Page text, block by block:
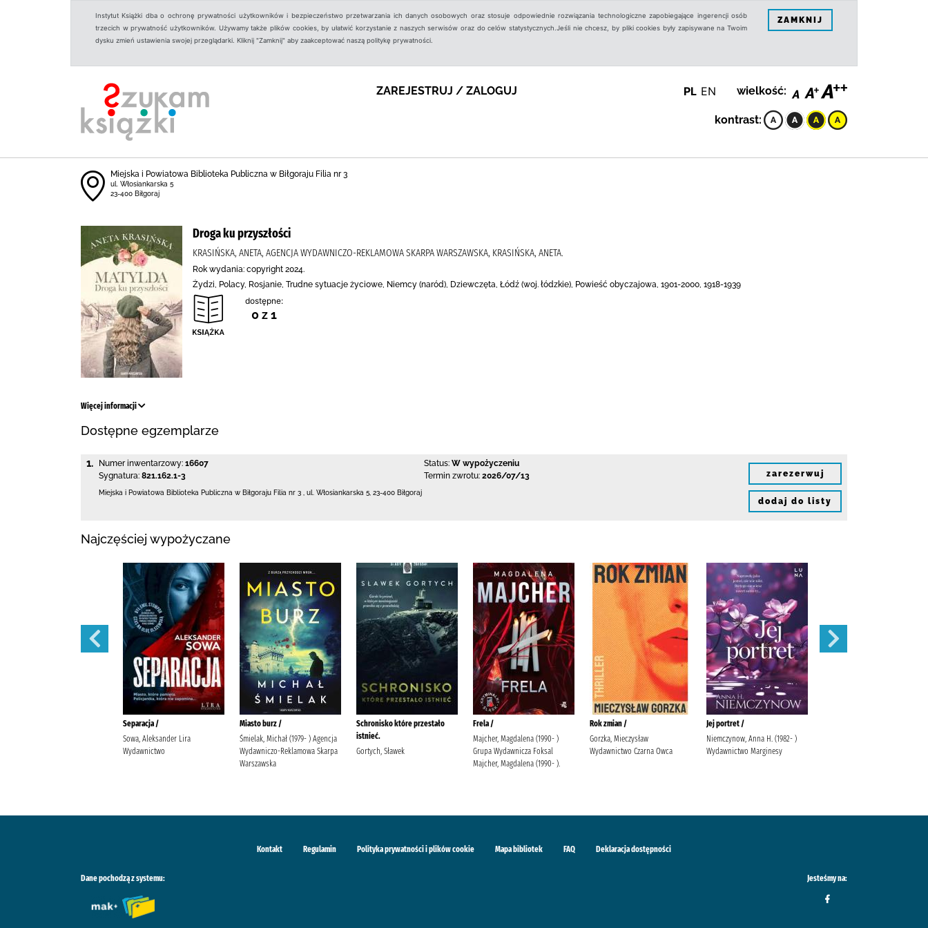
Instytut Książki dba o ochronę prywatności użytkowników i bezpieczeństwo przetwarzania ich danych osobowych oraz stosuje odpowiednie rozwiązania technologiczne zapobiegające ingerencji osób
trzecich w prywatność użytkowników. Używamy także plików cookies, by ułatwić korzystanie z naszych serwisów oraz do celów statystycznych.Jeśli nie chcesz, by pliki cookies były zapisywane na Twoim
dysku zmień ustawienia swojej przeglądarki. Kliknij "Zamknij" aby zaakceptować naszą politykę prywatności.
ZAMKNIJ
ZAREJESTRUJ / ZALOGUJ PL EN wielkość:
kontrast:
Miejska i Powiatowa Biblioteka Publiczna w Biłgoraju Filia nr 3
ul. Włosiankarska 5
23-400 Biłgoraj
Droga ku przyszłości
KRASIŃSKA, ANETA, AGENCJA WYDAWNICZO-REKLAMOWA SKARPA WARSZAWSKA, KRASIŃSKA, ANETA.
Rok wydania: copyright 2024.
Żydzi, Polacy, Rosjanie, Trudne sytuacje życiowe, Niemcy (naród), Dziewczęta, Łódź (woj. łódzkie), Powieść obyczajowa, 1901-2000, 1918-1939
dostępne:
0 z 1
Więcej informacji
Dostępne egzemplarze
1. Numer inwentarzowy: 16607
Sygnatura: 821.162.1-3
Status: W wypożyczeniu
Termin zwrotu: 2026/07/13
Miejska i Powiatowa Biblioteka Publiczna w Biłgoraju Filia nr 3 ul. Włosiankarska 5 23-400 Biłgoraj
zarezerwuj
dodaj do listy
Najczęściej wypożyczane
Separacja /
Sowa, Aleksander Lira
Wydawnictwo
Miasto burz /
Śmielak, Michał (1979- ) Agencja
Wydawniczo-Reklamowa Skarpa
Warszawska
Schronisko które przestało
istnieć.
Gortych, Sławek
Frela /
Majcher, Magdalena (1990- )
Grupa Wydawnicza Foksal
Majcher, Magdalena (1990- ).
Rok zmian /
Gorzka, Mieczysław
Wydawnictwo Czarna Owca
Jej portret /
Niemczynow, Anna H. (1982- )
Wydawnictwo Marginesy
Kontakt Regulamin Polityka prywatności i plików cookie Mapa bibliotek FAQ Deklaracja dostępności
Dane pochodzą z systemu: Jesteśmy na: